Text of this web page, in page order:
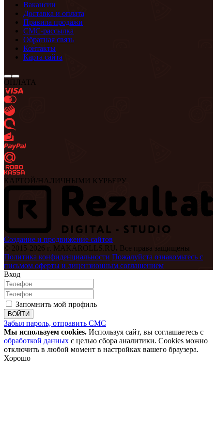
Вакансии
Доставка и оплата
Правила продажи
СМС-рассылка
Обратная связь
Контакты
Карта сайта
ОПЛАТА
КАРТОЙ/НАЛИЧНЫМИ КУРЬЕРУ
Создание и продвижение сайтов
© 2015-2026 г. MAKAROLLS.RU. Все права защищены
Политика конфиденциальности Пожалуйста ознакомьтесь с
письмом оферты и лицензионным соглашением
Вход
Запомнить мой профиль
ВОЙТИ
Забыл пароль, отправить СМС
Мы используем cookies. Используя сайт, вы соглашаетесь с
обработкой данных с целью сбора аналитики. Cookies можно
отключить в любой момент в настройках вашего браузера.
Хорошо